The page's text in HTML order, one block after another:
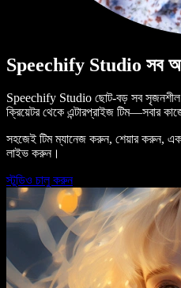
Speechify Studio সব
Speechify Studio ছোট-বড় সব সৃজনশীল
ক্রিয়েটর থেকে এন্টারপ্রাইজ টিম—সবার
সহজেই টিম ম্যানেজ করুন, শেয়ার করুন,
লাইভ করুন।
স্টুডিও চালু করুন